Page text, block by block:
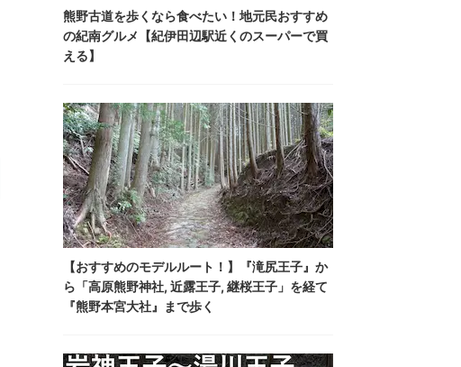
熊野古道を歩くなら食べたい！地元民おすすめ
の紀南グルメ【紀伊田辺駅近くのスーパーで買
える】
【おすすめのモデルルート！】『滝尻王子』か
ら「高原熊野神社, 近露王子, 継桜王子」を経て
『熊野本宮大社』まで歩く